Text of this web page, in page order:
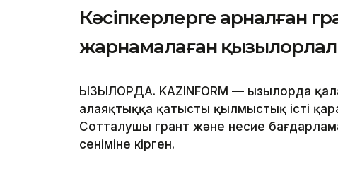
Кәсіпкерлерге арналған
жарнамалаған
ҚЫЗЫЛОРДА. KAZINFORM — Қызылорда
алаяқтыққа қатысты қылмыстық істі
Сотталушы грант және несие
сеніміне кірген.